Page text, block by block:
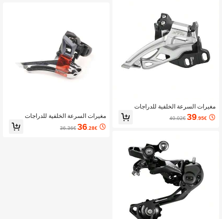
مغيرات السرعة الخلفية للدراجات
39.95€
40.02€ مغيرات السرعة الخلفية للدراجات
36 .28€
36.36€